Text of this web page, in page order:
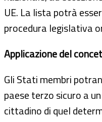
UE. La lista potrà
procedura legislativa
Applicazione del
Gli Stati membri
paese terzo sicuro a
cittadino di quel